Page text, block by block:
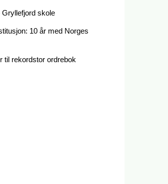
skole
10 år med Norges
til rekordstor ordrebok